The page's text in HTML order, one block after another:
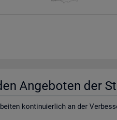
An­ge­bo­ten der
kon­ti­nu­ier­lich an der